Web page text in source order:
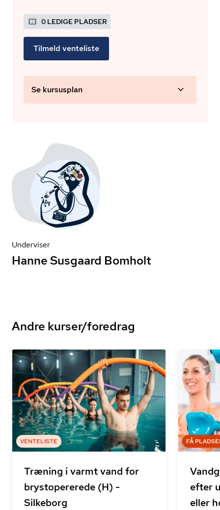
0 LEDIGE PLADSER
Tilmeld venteliste
Se kursusplan
Underviser
Hanne Susgaard Bomholt
Andre kurser/foredrag
VENTELISTE
Træning i varmt vand for
brystopererede (H) -
Silkeborg
FÅ
efter
eller